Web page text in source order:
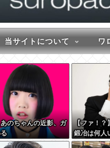
当サイトについて ワ
のちゃんの近影、ガ
【ファ！？
鍛冶は何人
さい」 俺